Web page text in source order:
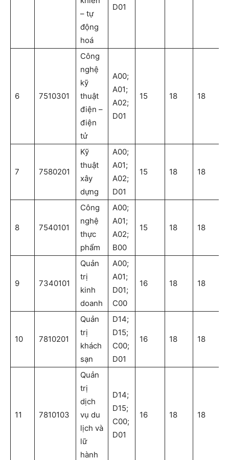
– tự
động
hoá
D01
6 7510301
Công
nghệ
kỹ
thuật
điện –
điện
tử
A00;
A01;
A02;
D01
15 18 18
7 7580201
Kỹ
thuật
xây
dựng
A00;
A01;
A02;
D01
15 18 18
8 7540101
Công
nghệ
thực
phẩm
A00;
A01;
A02;
B00
15 18 18
9 7340101
Quản
trị
kinh
doanh
A00;
A01;
D01;
C00
16 18 18
10 7810201
Quản
trị
khách
sạn
D14;
D15;
C00;
D01
16 18 18
11 7810103
Quản
trị
dịch
vụ du
lịch và
lữ
hành
D14;
D15;
C00;
D01
16 18 18